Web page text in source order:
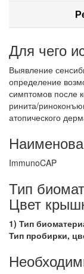
Для чего
Выявление
определение
симптомов после
ринита/
атопического
ImmunoCAP
Тип
Цвет
1) Тип
Тип пробирки,